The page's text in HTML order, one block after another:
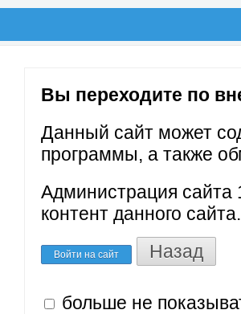
Вы переходите по
Данный сайт может
программы, а также
Администрация сайта
контент данного сайта.
Войти на сайт Назад
больше не